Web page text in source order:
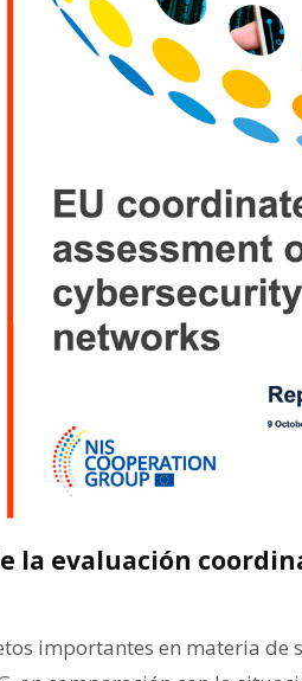
la evaluación
importantes en materia de